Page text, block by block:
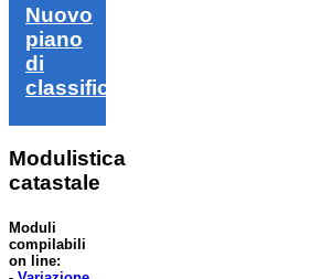
Nuovo
piano
di
classifica
Modulistica
catastale
Moduli
compilabili
on line: